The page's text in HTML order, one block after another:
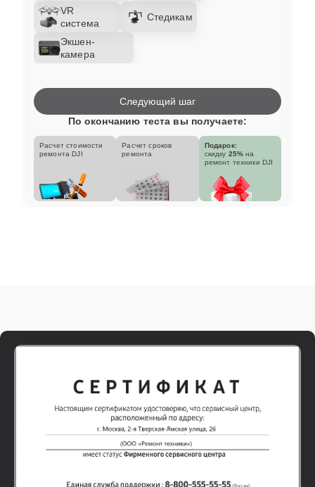
VR
система
Стедикам
Экшен-
камера
Следующий шаг
По окончанию теста вы получаете:
Расчет стоимости
ремонта DJI
Расчет сроков
ремонта
Подарок:
скидку 25% на
ремонт техники DJI